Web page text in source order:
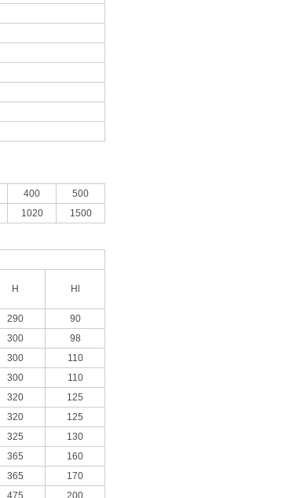
400
500
1020 1500
H
Hl
290
90
300
98
300
110
300
110
320
125
320
125
325
130
365
160
365
170
475
200